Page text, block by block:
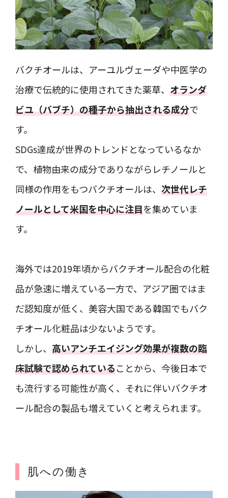
バクチオールは、アーユルヴェーダや中医学の
治療で伝統的に使用されてきた薬草、 オランダ
ビユ（バブチ）の種子から抽出される成分で
す。
SDGs達成が世界のトレンドとなっているなか
で、植物由来の成分でありながらレチノールと
同様の作用をもつバクチオールは、 次世代レチ
ノールとして米国を中心に注目を集めていま
す。
海外では2019年頃からバクチオール配合の化粧
品が急速に増えている一方で、アジア圏ではま
だ認知度が低く、美容大国である韓国でもバク
チオール化粧品は少ないようです。
しかし、 高いアンチエイジング効果が複数の臨
床試験で認められていることから、今後日本で
も流行する可能性が高く、それに伴いバクチオ
ール配合の製品も増えていくと考えられます。
肌への働き